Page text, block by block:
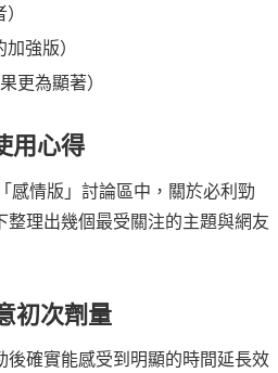
強版）
更為顯著）
用心得
感情版」討論區中，關於必利勁
整理出幾個最受關注的主題與網友
初次劑量
後確實能感受到明顯的時間延長效